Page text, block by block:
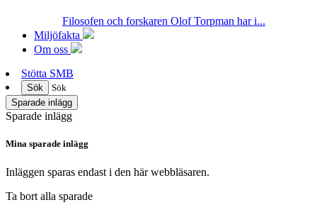
Filosofen och forskaren Olof Torpman har i...
Miljöfakta
Om oss
Stötta SMB
Sök
Sök
Sparade inlägg
Sparade inlägg
Mina sparade inlägg
Inläggen sparas endast i den här webbläsaren.
Ta bort alla sparade